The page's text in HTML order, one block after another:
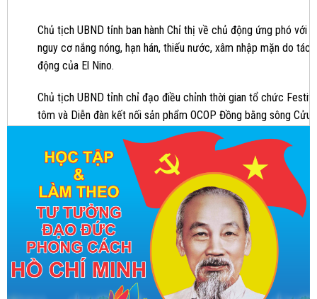
nguy cơ nắng nóng, hạn hán, thiếu nước, xâm nhập mặn do tác
động của El Nino.
tôm và Diễn đàn kết nối sản phẩm OCOP Đồng bằng sông Cửu
Long năm 2023.
Festival tôm TP.HCM và Diễn đàn kết nối sản phẩm OCOP Đồng
bằng sông Cửu Long 2023 được tổ chức từ ngày 13 đến
16/12/2023.